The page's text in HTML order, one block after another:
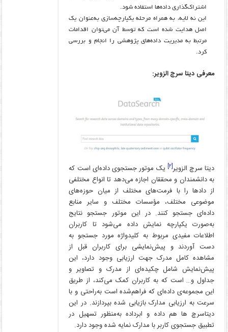
اشتراک‌گذاری داده‌ها استفاده شود.
این نه لایه، به همراه مرحله یکپارچه‌سازی به‌عنوان یک
اصل هدایت شده است که توسط آن می‌توان اقدامات
مرتبط به مدیریت داده‌های پژوهشی را انجام و بررسی
کرد.
معرفی دیتا سرچ الزویر:
دیتا سرچ الزویر[۲]
یک موتور جستجوی داده‌ای است که
به دانشمندان و محققان اجازه می‌دهد تا انواع مختلفی
از دادها را با فرمت‌های مختلف از میان حوزه‌های
موضوعی مختلف، مؤسسات مختلف و سایر منابع
داده‌ای جستجو کنند. در این موتور جستجو نتایج
به‌صورت یکپارچه نمایش داده می‌شود تا کاربران
اطلاعات مفیدی مربوط به کلیدواژه مورد جستجو به
دست آوردند و پیش‌نمایشی برای کاربران قبل از
مشاهده کامل مدرک جهت ارزیابی وجود دارد، این
پیش‌نمایش شامل چکیده‌ای از مدرک و تصاویر و
جداول و… است که به کاربران کمک می‌کند، از طریق
این مجموعه‌ی داده‌ای که فراهم‌شده است به‌راحتی و با
سرعت به ارزیابی مدارک بازیابی شده بپردازند. در این
دیتاسرچ ها هم داده و ابرداده به‌منظور تسهیل در
تطبیق جستجوی کاربر با مدارک نمایه شده وجود دارد.